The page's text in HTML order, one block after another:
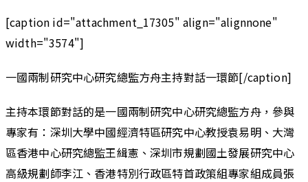
[caption id="attachment_17305" align="alignnone"
width="3574"]
一國兩制研究中心研究總監方舟主持對話一環節[/caption]
主持本環節對話的是一國兩制研究中心研究總監方舟，參與
專家有：深圳大學中國經濟特區研究中心教授袁易明、大灣
區香港中心研究總監王緝憲、深圳市規劃國土發展研究中心
高級規劃師李江、香港特別行政區特首政策組專家組成員張